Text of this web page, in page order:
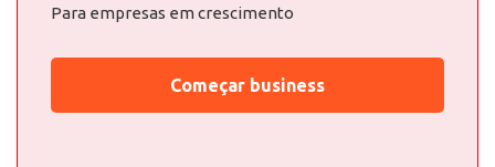
Para empresas em crescimento
Começar business